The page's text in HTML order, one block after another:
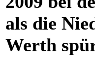
als die
Werth